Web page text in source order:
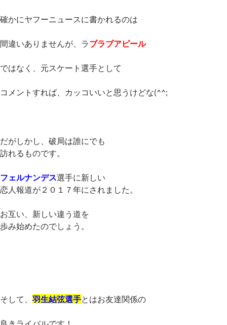
確かにヤフーニュースに書かれるのは
間違いありませんが、ラブラブアピール
ではなく、元スケート選手として
コメントすれば、カッコいいと思うけどな(^^;
だがしかし、破局は誰にでも
訪れるものです。
フェルナンデス選手に新しい
恋人報道が２０１７年にされました。
お互い、新しい違う道を
歩み始めたのでしょう。
そして、 羽生結弦選手とはお友達関係の